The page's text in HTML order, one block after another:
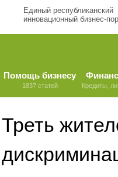
Единый республиканский
инновационный бизнес-
Помощь бизнесу
1837 статей Кредиты,
Треть